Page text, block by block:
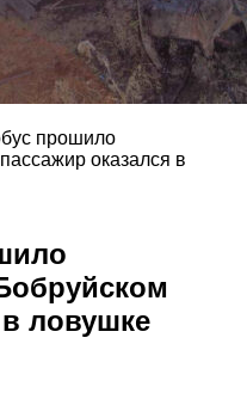
прошило
оказался в
ловушке